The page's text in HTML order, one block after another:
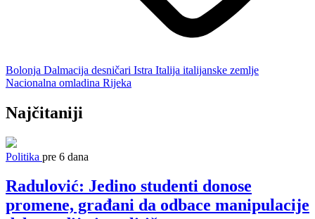
Bolonja Dalmacija desničari Istra Italija italijanske zemlje
Nacionalna omladina Rijeka
Najčitaniji
Politika pre 6 dana
Radulović: Jedino studenti donose
promene, građani da odbace manipulacije